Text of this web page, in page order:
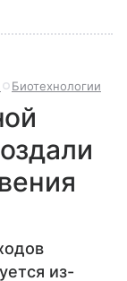
Биотехнологии
из-